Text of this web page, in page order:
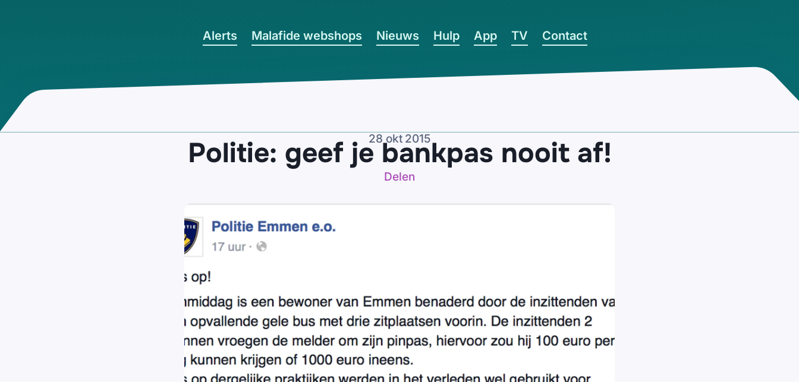
Alerts Malafide webshops Nieuws Hulp App TV Contact
28 okt 2015
Politie: geef je bankpas nooit af!
Delen